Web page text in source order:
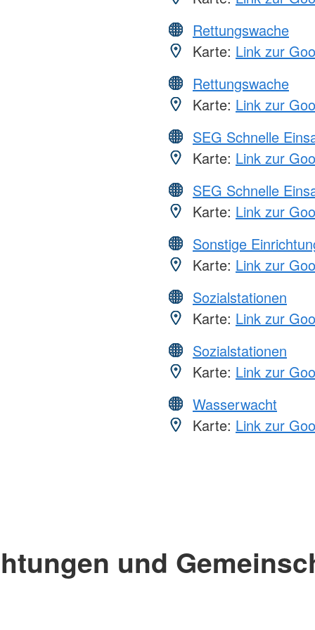
Rettungswache
Karte: Link zur
Rettungswache
Karte: Link zur
SEG Schnelle
Karte: Link zur
SEG Schnelle
Karte: Link zur
Sonstige
Karte: Link zur
Sozialstationen
Karte: Link zur
Sozialstationen
Karte: Link zur
Wasserwacht
Karte: Link zur
und